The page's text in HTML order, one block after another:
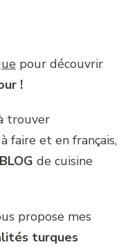
pour découvrir
!
trouver
à faire et en français,
de cuisine
propose mes
turques